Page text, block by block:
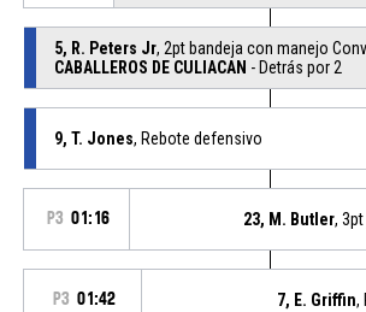
5, R. Peters Jr, 2pt bandeja con manejo
CABALLEROS DE CULIACAN - Detrás por 2
9, T. Jones, Rebote defensivo
P3 01:16 23, M. Butler,
P3 01:42 7, E. Griffin,